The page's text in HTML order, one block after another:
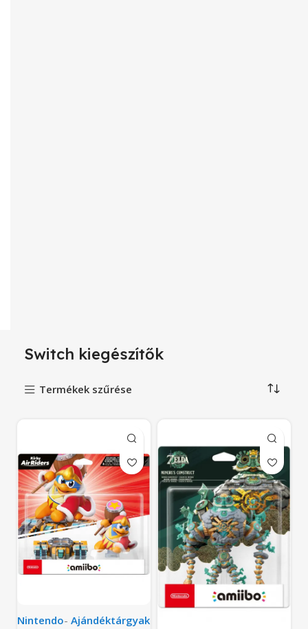
Switch kiegészítők
Termékek szűrése
Nintendo- Ajándéktárgyak